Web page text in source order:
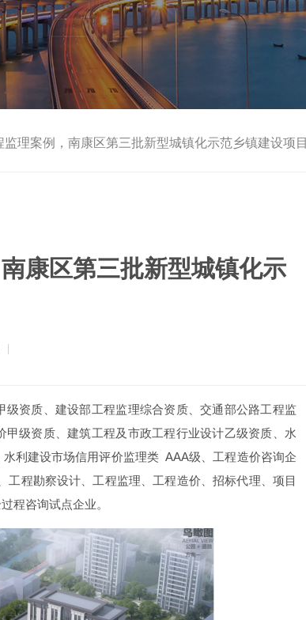
理案例，南康区第三批新型城镇化示范乡镇建设项目
康区第三批新型城镇化示
资质、建设部工程监理综合资质、交通部公路工程监
级资质、建筑工程及市政工程行业设计乙级资质、水
利建设市场信用评价监理类 AAA级、工程造价咨询企
程勘察设计、工程监理、工程造价、招标代理、项目
程咨询试点企业。